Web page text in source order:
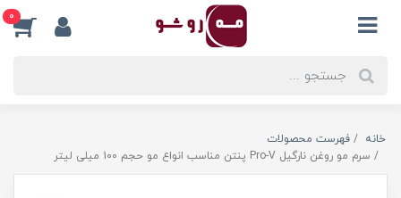
0
خانه
فهرست محصولات
سرم مو روغن نارگیل Pro-V پنتن مناسب انواع مو حجم 100 میلی لیتر